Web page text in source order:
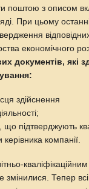
поштою з описом
При цьому
економічного
документів, які
здійснення
що підтверджують
компанії.
змінилися. Тепер